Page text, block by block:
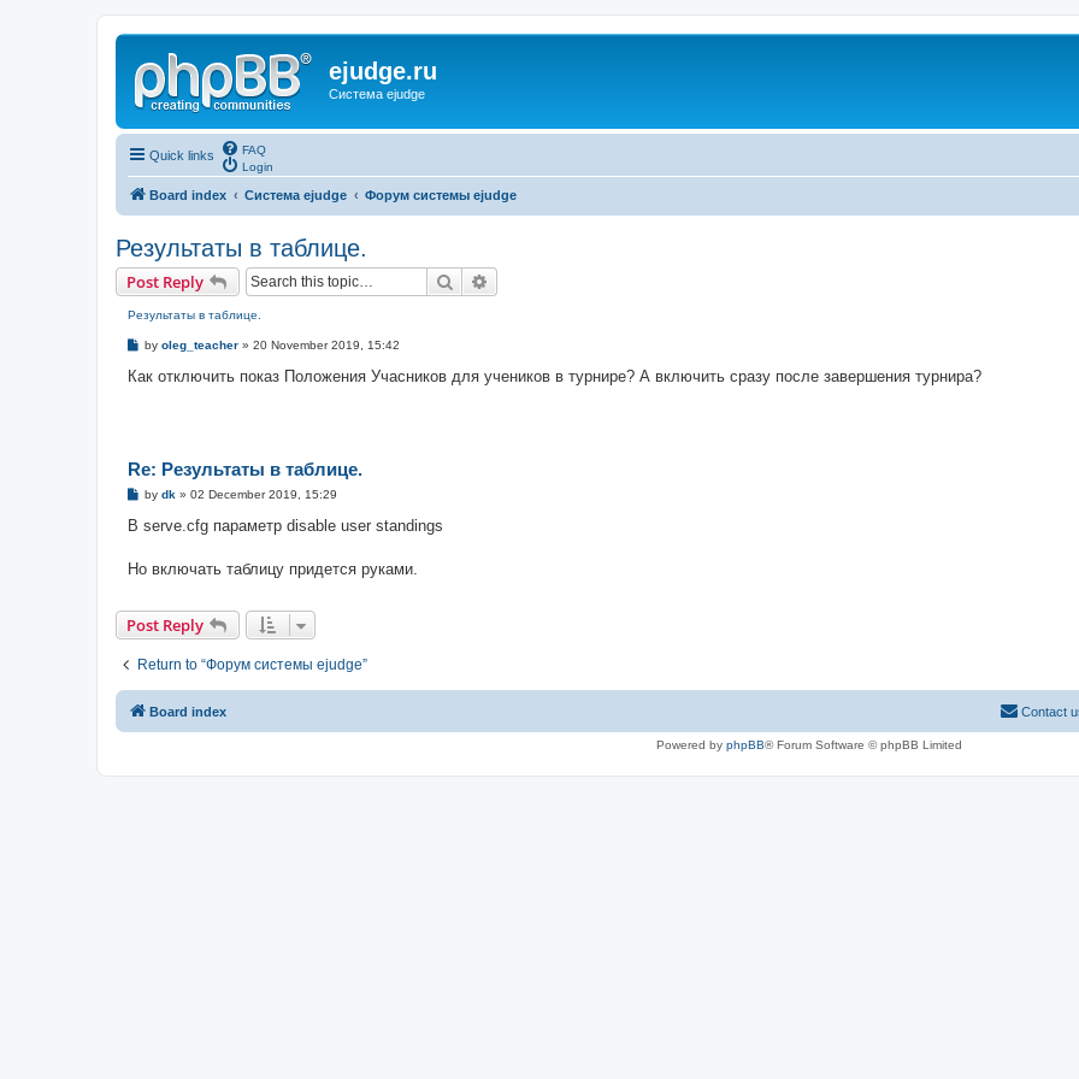
ejudge.ru
Система ejudge
Quick links
FAQ
Login
Board index Система ejudge Форум системы ejudge
Результаты в таблице.
Post Reply Search
Результаты в таблице.
P
s
by oleg_teacher » 20 November 2019, 15:42
Как отключить показ Положения Учасников для учеников в турнире? А включить сразу после завершения турнира?
Re: Результаты в таблице.
P
s
by dk » 02 December 2019, 15:29
В serve.cfg параметр disable user standings
Но включать таблицу придется руками.
Post Reply
Return to “Форум системы ejudge”
Board index Contact
Powered by phpBB® Forum Software © phpBB Limited